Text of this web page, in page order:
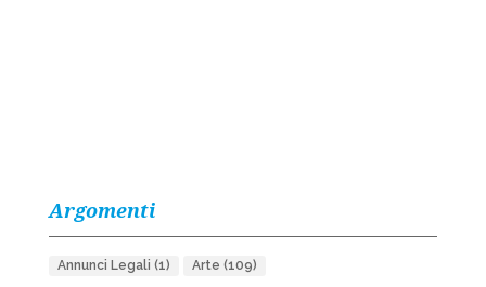
Argomenti
Annunci Legali (1) Arte (109)